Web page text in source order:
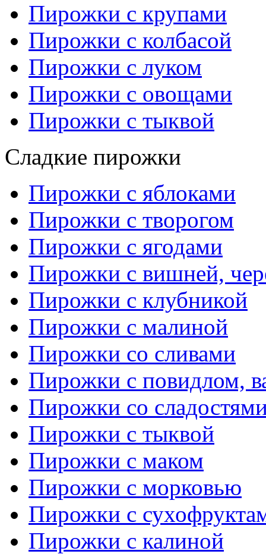
Пирожки с крупами
Пирожки с колбасой
Пирожки с луком
Пирожки с овощами
Пирожки с тыквой
Сладкие пирожки
Пирожки с яблоками
Пирожки с творогом
Пирожки с ягодами
Пирожки с вишней,
Пирожки с клубникой
Пирожки с малиной
Пирожки со сливами
Пирожки с повидлом,
Пирожки со
Пирожки с тыквой
Пирожки с маком
Пирожки с морковью
Пирожки с
Пирожки с калиной